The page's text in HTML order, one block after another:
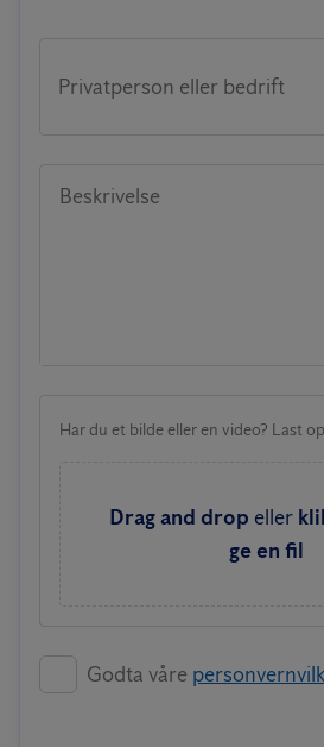
Privatperson eller bedrift
Beskrivelse
Har du et bilde eller en video? Last
Drag and drop eller
ge en fil
Godta våre